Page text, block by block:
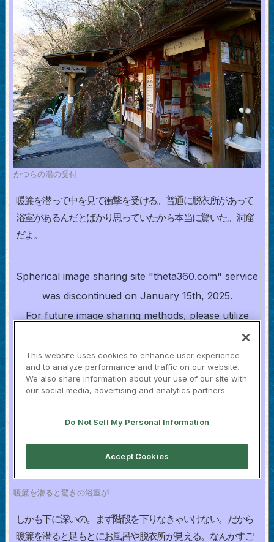
かつらの湯の受付
暖簾を潜って中を見て衝撃を受ける。普通に脱衣所があって
浴室があるんだとばかり思っていたから本当に驚いた。洞窟
だよ。
暖簾を潜ると驚きの浴室が
しかも下に深いの。まず階段を下りなきゃいけない。だから
暖簾を潜ると足もとにお風呂や脱衣所が見える。なんかすご